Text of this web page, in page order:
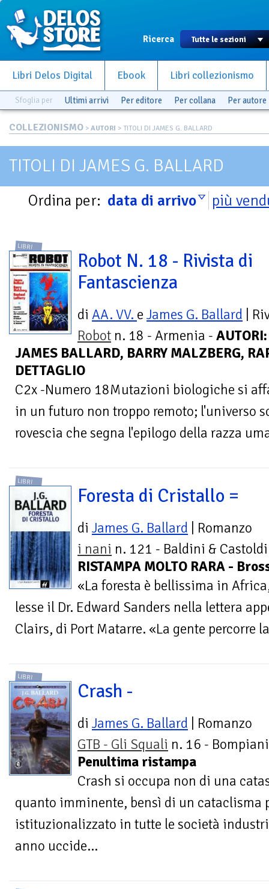
Ricerca
Libri Delos Digital Ebook Libri collezionismo
Sfoglia per Ultimi arrivi Per editore Per collana Per autore
COLLEZIONISMO > AUTORI > TITOLI DI JAMES G. BALLARD
TITOLI DI JAMES G. BALLARD
Ordina per: data di arrivo più
LIBRI
Robot N. 18 - Rivista di
Fantascienza
di AA. VV. e James G. Ballard |
Robot n. 18 - Armenia - AUTORI:
JAMES BALLARD, BARRY MALZBERG,
DETTAGLIO
C2x -Numero 18Mutazioni biologiche si
in un futuro non troppo remoto; l'universo
rovescia che segna l'epilogo della razza
LIBRI
Foresta di Cristallo =
di James G. Ballard | Romanzo
i nani n. 121 - Baldini &
RISTAMPA MOLTO RARA -
«La foresta è bellissima in
lesse il Dr. Edward Sanders nella lettera
Clairs, di Port Matarre. «La gente percorre
LIBRI
Crash -
di James G. Ballard | Romanzo
GTB - Gli Squali n. 16 -
Penultima ristampa
Crash si occupa non di una
quanto imminente, bensì di un cataclisma
istituzionalizzato in tutte le società
anno uccide...